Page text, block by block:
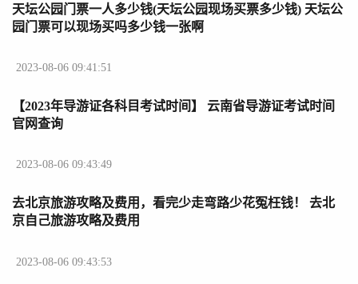
天坛公园门票一人多少钱(天坛公园现场买票多少钱) 天坛公
园门票可以现场买吗多少钱一张啊
2023-08-06 09:41:51
【2023年导游证各科目考试时间】 云南省导游证考试时间
官网查询
2023-08-06 09:43:49
去北京旅游攻略及费用，看完少走弯路少花冤枉钱！ 去北
京自己旅游攻略及费用
2023-08-06 09:43:53